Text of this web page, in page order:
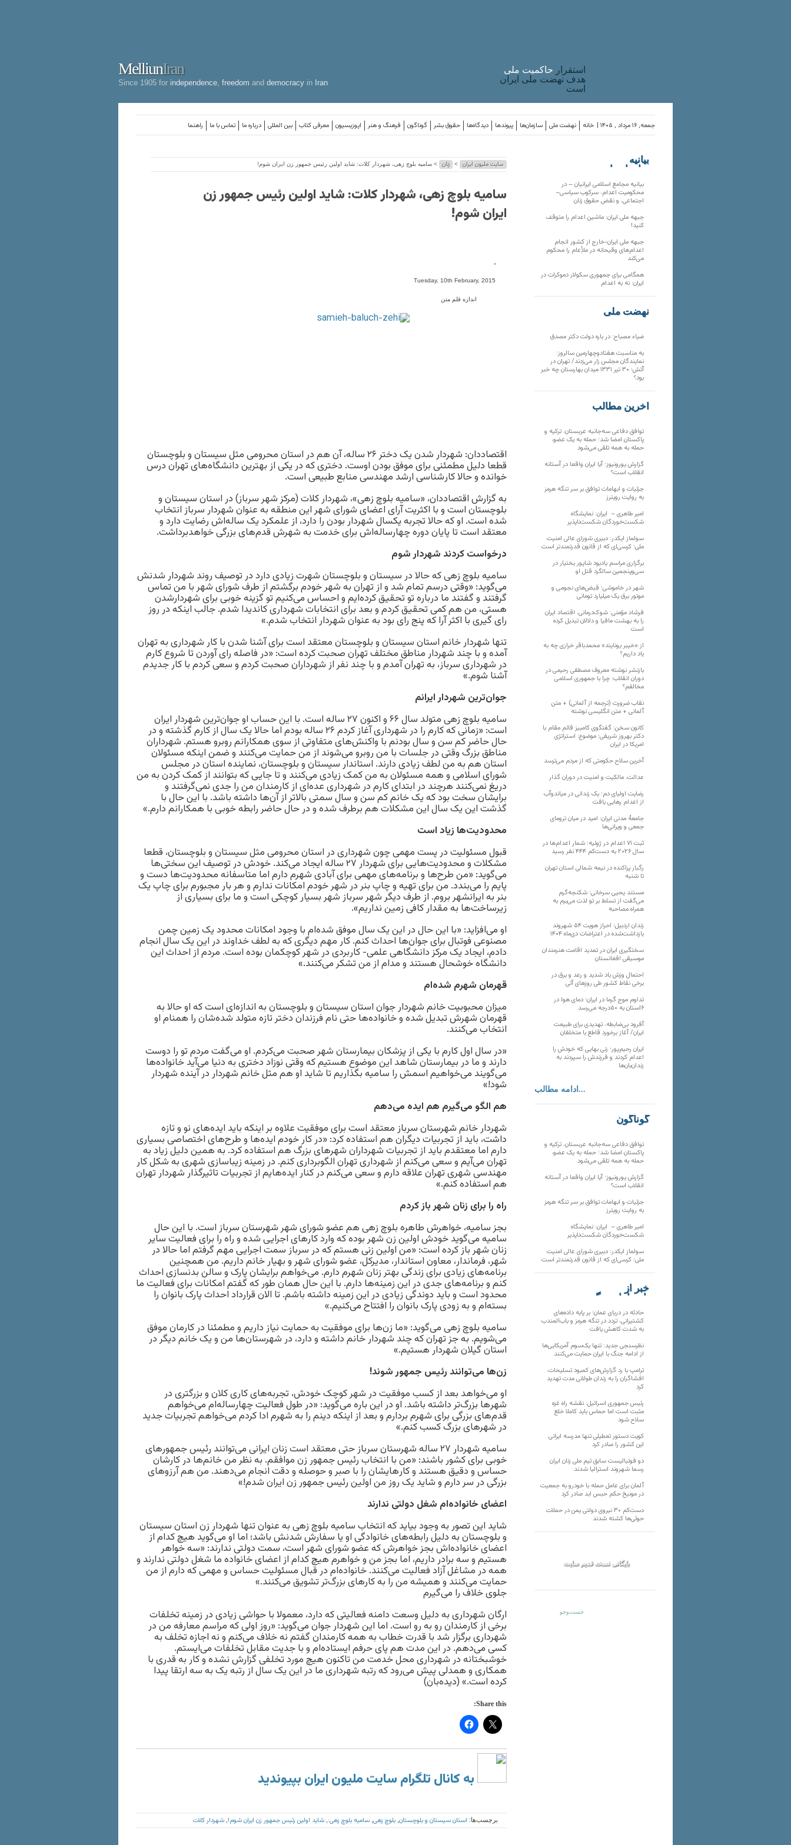
MelliunIran
Since 1905 for independence freedom and democracy in Iran
استقرار حاکميت ملی
هدف نهضت ملی ایران
است
راهنما تماس با ما درباره ما بین المللی معرفی کتاب اپوزیسیون فرهنگ و هنر گوناگون حقوق بشر دیدگاه‌ها پیوندها سازمان‌ها نهضت ملی خانه جمعه, ۱۶ مرداد , ۱۴۰۵ |
سایت ملیون ایران > زنان > سامیه بلوچ زهی، شهردار کلات: شاید اولین رئیس جمهور زن ایران شوم!
سامیه بلوچ زهی، شهردار کلات: شاید اولین رئیس جمهور زن
ایران شوم!
-
Tuesday, 10th February, 2015
اندازه قلم متن
اقتصاددان: شهردار شدن یک دختر ۲۶ ساله، آن هم در استان محرومی مثل سیستان و بلوچستان
قطعا دلیل مطمئنی برای موفق بودن اوست. دختری که در یکی از بهترین دانشگاه‌های تهران درس
خوانده و حالا کار‌شناسی ارشد مهندسی منابع طبیعی است.
به گزارش اقتصاددان، «سامیه بلوچ زهی»، شهردار کلات (مرکز شهر سرباز) در استان سیستان و
بلوچستان است و با اکثریت آرای اعضای شورای شهر این منطقه به عنوان شهردار سرباز انتخاب
شده است. او که حالا تجربه یکسال شهردار بودن را دارد، از علمکرد یک ساله‌اش رضایت دارد و
معتقد است تا پایان دوره چهارساله‌اش برای خدمت به شهرش قدم‌های بزرگی خواهدبرداشت.
درخواست کردند شهردار شوم
سامیه بلوچ زهی که حالا در سیستان و بلوچستان شهرت زیادی دارد در توصیف روند شهردار شدنش
می‌گوید: «وقتی درسم تمام شد و از تهران به شهر خودم برگشتم از طرف شورای شهر با من تماس
گرفتند و گفتند ما درباره تو تحقیق کرده‌ایم و احساس می‌کنیم تو گزینه خوبی برای شهردارشدن
هستی، من هم کمی تحقیق کردم و بعد برای انتخابات شهرداری کاندیدا شدم. جالب اینکه در روز
رای گیری با اکثر آرا که پنج رای بود به عنوان شهردار انتخاب شدم.»
تنها شهردار خانم استان سیستان و بلوچستان معتقد است برای آشنا شدن با کار شهرداری به تهران
آمده و با چند شهردار مناطق مختلف تهران صحبت کرده است: «در فاصله رای آوردن تا شروع کارم
در شهرداری سرباز، به تهران آمدم و با چند نفر از شهرداران صحبت کردم و سعی کردم با کار جدیدم
آشنا شوم.»
جوان‌ترین شهردار ایرانم
سامیه بلوچ زهی متولد سال ۶۶ و اکنون ۲۷ ساله است. با این حساب او جوان‌ترین شهردار ایران
است: «زمانی که کارم را در شهرداری آغاز کردم ۲۶ ساله بودم اما حالا یک سال از کارم گذشته و در
حال حاضر کم سن و سال بودنم با واکنش‌های متفاوتی از سوی همکارانم روبرو هستم. شهرداران
مناطق بزرگ وقتی در جلسات با من روبرو می‌شوند از من حمایت می‌کنند و ضمن اینکه مسئولان
استان هم به من لطف زیادی دارند. استاندار سیستان و بلوچستان، نماینده استان در مجلس
شورای اسلامی و همه مسئولان به من کمک زیادی می‌کنند و تا جایی که بتوانند از کمک کردن به من
دریغ نمی‌کنند هرچند در ابتدای کارم در شهرداری عده‌ای از کارمندان من را جدی نمی‌گرفتند و
برایشان سخت بود که یک خانم کم سن و سال سمتی بالا‌تر از آن‌ها داشته باشد. با این حال با
گذشت این یک سال این مشکلات هم برطرف شده و در حال حاضر رابطه خوبی با همکارانم دارم.»
محدودیت‌ها زیاد است
قبول مسئولیت در پست مهمی چون شهرداری در استان محرومی مثل سیستان و بلوچستان، قطعا
مشکلات و محدودیت‌هایی برای شهردار ۲۷ ساله ایجاد می‌کند. خودش در توصیف این سختی‌ها
می‌گوید: «من طرح‌ها و برنامه‌های مهمی برای آبادی شهرم دارم اما متاسفانه محدودیت‌ها دست و
پایم را می‌بندد. من برای تهیه و چاپ بنر در شهر خودم امکانات ندارم و هر بار مجبورم برای چاپ یک
بنر به ایرانشهر بروم. از طرف دیگر شهر سرباز شهر بسیار کوچکی است و ما برای بسیاری از
زیرساخت‌ها به مقدار کافی زمین نداریم».
او می‌افزاید: «با این حال در این یک سال موفق شده‌ام با وجود امکانات محدود یک زمین چمن
مصنوعی فوتبال برای جوان‌ها احداث کنم. کار مهم دیگری که به لطف خداوند در این یک سال انجام
دادم، ایجاد یک مرکز دانشگاهی علمی- کاربردی در شهر کوچکمان بوده است. مردم از احداث این
دانشگاه خوشحال هستند و مدام از من تشکر می‌کنند.»
قهرمان شهرم شده‌ام
میزان محبوبیت خانم شهردار جوان استان سیستان و بلوچستان به اندازه‌ای است که او حالا به
قهرمان شهرش تبدیل شده و خانواده‌ها حتی نام فرزندان دختر تازه متولد شده‌شان را همنام او
انتخاب می‌کنند.
«در سال اول کارم با یکی از پزشکان بیمارستان شهر صحبت می‌کردم. او می‌گفت مردم تو را دوست
دارند و ما در بیمارستان شاهد این موضوع هستیم که وقتی نوزاد دختری به دنیا می‌آید خانواده‌ها
می‌گویند می‌خواهیم اسمش را سامیه بگذاریم تا شاید او هم مثل خانم شهردار در آینده شهردار
شود!»
هم الگو می‌گیرم هم ایده می‌دهم
شهردار خانم شهرستان سرباز معتقد است برای موفقیت علاوه بر اینکه باید ایده‌های نو و تازه
داشت، باید از تجربیات دیگران هم استفاده کرد: «در کار خودم ایده‌ها و طرح‌های اختصاصی بسیاری
دارم اما معتقدم باید از تجربیات شهرداران شهرهای بزرگ هم استفاده کرد. به همین دلیل زیاد به
تهران می‌آیم و سعی می‌کنم از شهرداری تهران الگوبرداری کنم. در زمینه زیباسازی شهری به شکل کار
مهندسی شهری تهران علاقه دارم و سعی می‌کنم در کنار ایده‌هایم از تجربیات تاثیرگذار شهردار تهران
هم استفاده کنم.»
راه را برای زنان شهر باز کردم
بجز سامیه، خواهرش طاهره بلوچ زهی هم عضو شورای شهر شهرستان سرباز است. با این حال
سامیه می‌گوید خودش اولین زن شهر بوده که وارد کارهای اجرایی شده و راه را برای فعالیت سایر
زنان شهر باز کرده است: «من اولین زنی هستم که در سرباز سمت اجرایی مهم گرفتم اما حالا در
شهر، فرماندار، معاون استاندار، مدیرکل، عضو شورای شهر و بهیار خانم داریم. من همچنین
برنامه‌های زیادی برای زندگی بهتر زنان شهرم دارم. می‌خواهم برایشان پارک و سالن بدنسازی احداث
کنم و برنامه‌های جدی در این زمینه‌ها دارم. با این حال‌‌ همان طور که گفتم امکانات برای فعالیت ما
محدود است و باید دوندگی زیادی در این زمینه داشته باشم. تا الان قرارداد احداث پارک بانوان را
بسته‌ام و به زودی پارک بانوان را افتتاح می‌کنیم.»
سامیه بلوچ زهی می‌گوید: «ما زن‌ها برای موفقیت به حمایت نیاز داریم و مطمئنا در کارمان موفق
می‌شویم. به جز تهران که چند شهردار خانم داشته و دارد، در شهرستان‌ها من و یک خانم دیگر در
استان گیلان شهردار هستیم.»
زن‌ها می‌توانند رئیس جمهور شوند!
او می‌خواهد بعد از کسب موفقیت در شهر کوچک خودش، تجربه‌های کاری کلان و بزرگتری در
شهر‌ها بزرگ‌تر داشته باشد. او در این باره می‌گوید: «در طول فعالیت چهارساله‌ام می‌خواهم
قدم‌های بزرگی برای شهرم بردارم و بعد از اینکه دینم را به شهرم ادا کردم می‌خواهم تجربیات جدید
در شهرهای بزرگ کسب کنم.»
سامیه شهردار ۲۷ ساله شهرستان سرباز حتی معتقد است زنان ایرانی می‌توانند رئیس جمهورهای
خوبی برای کشور باشند: «من با انتخاب رئیس جمهور زن موافقم. به نظر من خانم‌ها در کارشان
حساس و دقیق هستند و کار‌هایشان را با صبر و حوصله و دقت انجام می‌دهند. من هم آرزوهای
بزرگی در سر دارم و شاید یک روز من اولین رئیس جمهور زن ایران شدم!»
اعضای خانواده‌ام شغل دولتی ندارند
شاید این تصور به وجود بیاید که انتخاب سامیه بلوچ زهی به عنوان تنها شهردار زن استان سیستان
و بلوچستان به دلیل رابطه‌های خانوادگی او یا سفارش شدنش باشد؛ اما او می‌گوید هیچ کدام از
اعضای خانواده‌اش بجز خواهرش که عضو شورای شهر است، سمت دولتی ندارند: «سه خواهر
هستیم و سه برادر داریم، اما بجز من و خواهرم هیچ کدام از اعضای خانواده ما شغل دولتی ندارند و
همه در مشاغل آزاد فعالیت می‌کنند. خانواده‌ام در قبال مسئولیت حساس و مهمی که دارم از من
حمایت می‌کنند و همیشه من را به کارهای بزرگ‌تر تشویق می‌کنند.»
جلوی خلاف را می‌گیرم
ارگان شهرداری به دلیل وسعت دامنه فعالیتی که دارد، معمولا با حواشی زیادی در زمینه تخلفات
برخی از کارمندان رو به رو است. اما این شهردار جوان می‌گوید: «روز اولی که مراسم معارفه من در
شهرداری برگزار شد با قدرت خطاب به همه کارمندان گفتم نه خلاف می‌کنم و نه اجازه تخلف به
کسی می‌دهم. در این مدت هم پای حرفم ایستاده‌ام و با جدیت مقابل تخلفات می‌ایستم.
خوشبختانه در شهرداری محل خدمت من تاکنون هیچ مورد تخلفی گزارش نشده و کار به قدری با
همکاری و همدلی پیش می‌رود که رتبه شهرداری ما در این یک سال از رتبه یک به سه ارتقا پیدا
کرده است.» (دیده‌بان)
Share this:
به کانال تلگرام سایت ملیون ایران بپیوندید
برچسب‌ها: استان سیستان و بلوچستان بلوچ زهی سامیه بلوچ زهی: شاید اولین رئیس جمهور زن ایران شوم! شهردار کلات
بیانیه
سازمان‌های
بیانیه مجامع اسلامی ایرانیان – در
محکومیت اعدام، سرکوب سیاسی–
اجتماعی، و نقض حقوق زنان
جبهه ملی ایران: ماشین اعدام را متوقف
کنید!
جبهه ملی ایران-خارج از کشور انجام
اعدام‌های وقیحانه در ملأِعام را محکوم
می‌کند
همگامی برای جمهوری سکولار دموکرات در
ایران: نه به اعدام
نهضت ملی
ضیاء مصباح: در باره دولت دکتر مصدق
به مناسبت هفتادوچهارمین سالروز:
نمایندگان مجلس زار می‌زدند/ تهران در
آتش؛ ۳۰ تیر ۱۳۳۱ میدان بهارستان چه خبر
بود؟
آخرین مطالب
توافق دفاعی سه‌جانبه عربستان، ترکیه و
پاکستان امضا شد؛ حمله به یک عضو،
حمله به همه تلقی می‌شود
گزارش یورونیوز؛ آیا ایران واقعا در آستانه
انقلاب است؟
جزئیات و ابهامات توافق بر سر تنگه هرمز
به روایت رویترز
امیر طاهری – ایران: نمایشگاه
شکست‌خوردگان شکست‌ناپذیر
سولماز ایکدر: دبیری شورای عالی امنیت
ملی؛ کرسی‌ای که از قانون قدرتمندتر است
برگزاری مراسم یادبود شاپور بختیار در
سی‌وپنجمین سالگرد قتل او
شهر در خاموشی؛ قبض‌های نجومی و
موتور برق یک میلیارد تومانی
فرشاد مؤمنی: شوک‌درمانی، اقتصاد ایران
را به بهشت مافیا و دلالان تبدیل کرده
است
از «خیبر یونایتد» محمدباقر خرازی چه به
یاد داریم؟
بازنشر نوشته معروف مصطفی رحیمی در
دوران انقلاب: چرا با جمهوری اسلامی
مخالفم؟
نقاب ضرورت (ترجمه از آلمانی) + متن
آلمانی + متن انگلیسی نوشته
کانون سخن: گفتگوی کامبیز قائم مقام با
دکتر بهروز شریفی؛ موضوع: استراتژی
امریکا در ایران
آخرین سلاح حکومتی که از مردم می‌ترسد
عدالت، مالکیت و امنیت در دوران گذار
رضایت اولیای دم؛ یک زندانی در میاندوآب
از اعدام رهایی یافت
جامعهٔ مدنی ایران: امید در میان ترومای
جمعی و ویرانی‌ها
ثبت ۷۱ اعدام در ژوئیه؛ شمار اعدام‌ها در
سال ۲۰۲۶ به دست‌کم ۴۴۴ نفر رسید
رگبار پراکنده در نیمه شمالی استان تهران
تا شنبه
مستند یحیی سرخانی؛ شکنجه‌گرم
می‌گفت از تسلط بر تو لذت می‌برم به
همراه مصاحبه
زندان اردبیل؛ احراز هویت ۵۴ شهروند
بازداشت‌شده در اعتراضات دی‌ماه ۱۴۰۴
سختگیری ایران در تمدید اقامت هنرمندان
موسیقی افغانستان
احتمال وزش باد شدید و رعد و برق در
برخی نقاط کشور طی روزهای آتی
تداوم موج گرما در ایران؛ دمای هوا در
۶استان به ۵۰درجه می‌رسد
آفرود بی‌ضابطه، تهدیدی برای طبیعت
ایران/ آغاز برخورد قاطع با متخلفان
ایران رحیم‌پور؛ زنی بهایی که خودش را
اعدام کردند و فرزندش را سپردند به
زندان‌بان‌ها
ادامه مطالب...
گوناگون
توافق دفاعی سه‌جانبه عربستان، ترکیه و
پاکستان امضا شد؛ حمله به یک عضو،
حمله به همه تلقی می‌شود
گزارش یورونیوز؛ آیا ایران واقعا در آستانه
انقلاب است؟
جزئیات و ابهامات توافق بر سر تنگه هرمز
به روایت رویترز
امیر طاهری – ایران: نمایشگاه
شکست‌خوردگان شکست‌ناپذیر
سولماز ایکدر: دبیری شورای عالی امنیت
ملی؛ کرسی‌ای که از قانون قدرتمندتر است
خبر از
تارنماهای دیگر
حادثه در دریای عمان؛ بر پایه داده‌های
کشتیرانی، تردد در تنگه هرمز و باب‌المندب
به شدت کاهش یافت
نظرسنجی جدید: تنها یک‌سوم آمریکایی‌ها
از ادامه جنگ با ایران حمایت می‌کنند
ترامپ با رد گزارش‌های کمبود تسلیحات،
افشاگران را به زندان طولانی مدت تهدید
کرد
رئیس‌ جمهوری اسرائیل: نقشه راه غزه
مثبت است اما حماس باید کاملا خلع
سلاح شود
کویت دستور تعطیلی تنها مدرسه ایرانی
این کشور را صادر کرد
دو فوتبالیست سابق تیم ملی زنان ایران
رسما شهروند استرالیا شدند
آلمان برای عامل حمله با خودرو به جمعیت
در مونیخ حکم حبس ابد صادر کرد
دست‌کم ۳۰ نیروی دولتی یمن در حملات
حوثی‌ها کشته شدند
بایگانی نسخه قدیم سایت